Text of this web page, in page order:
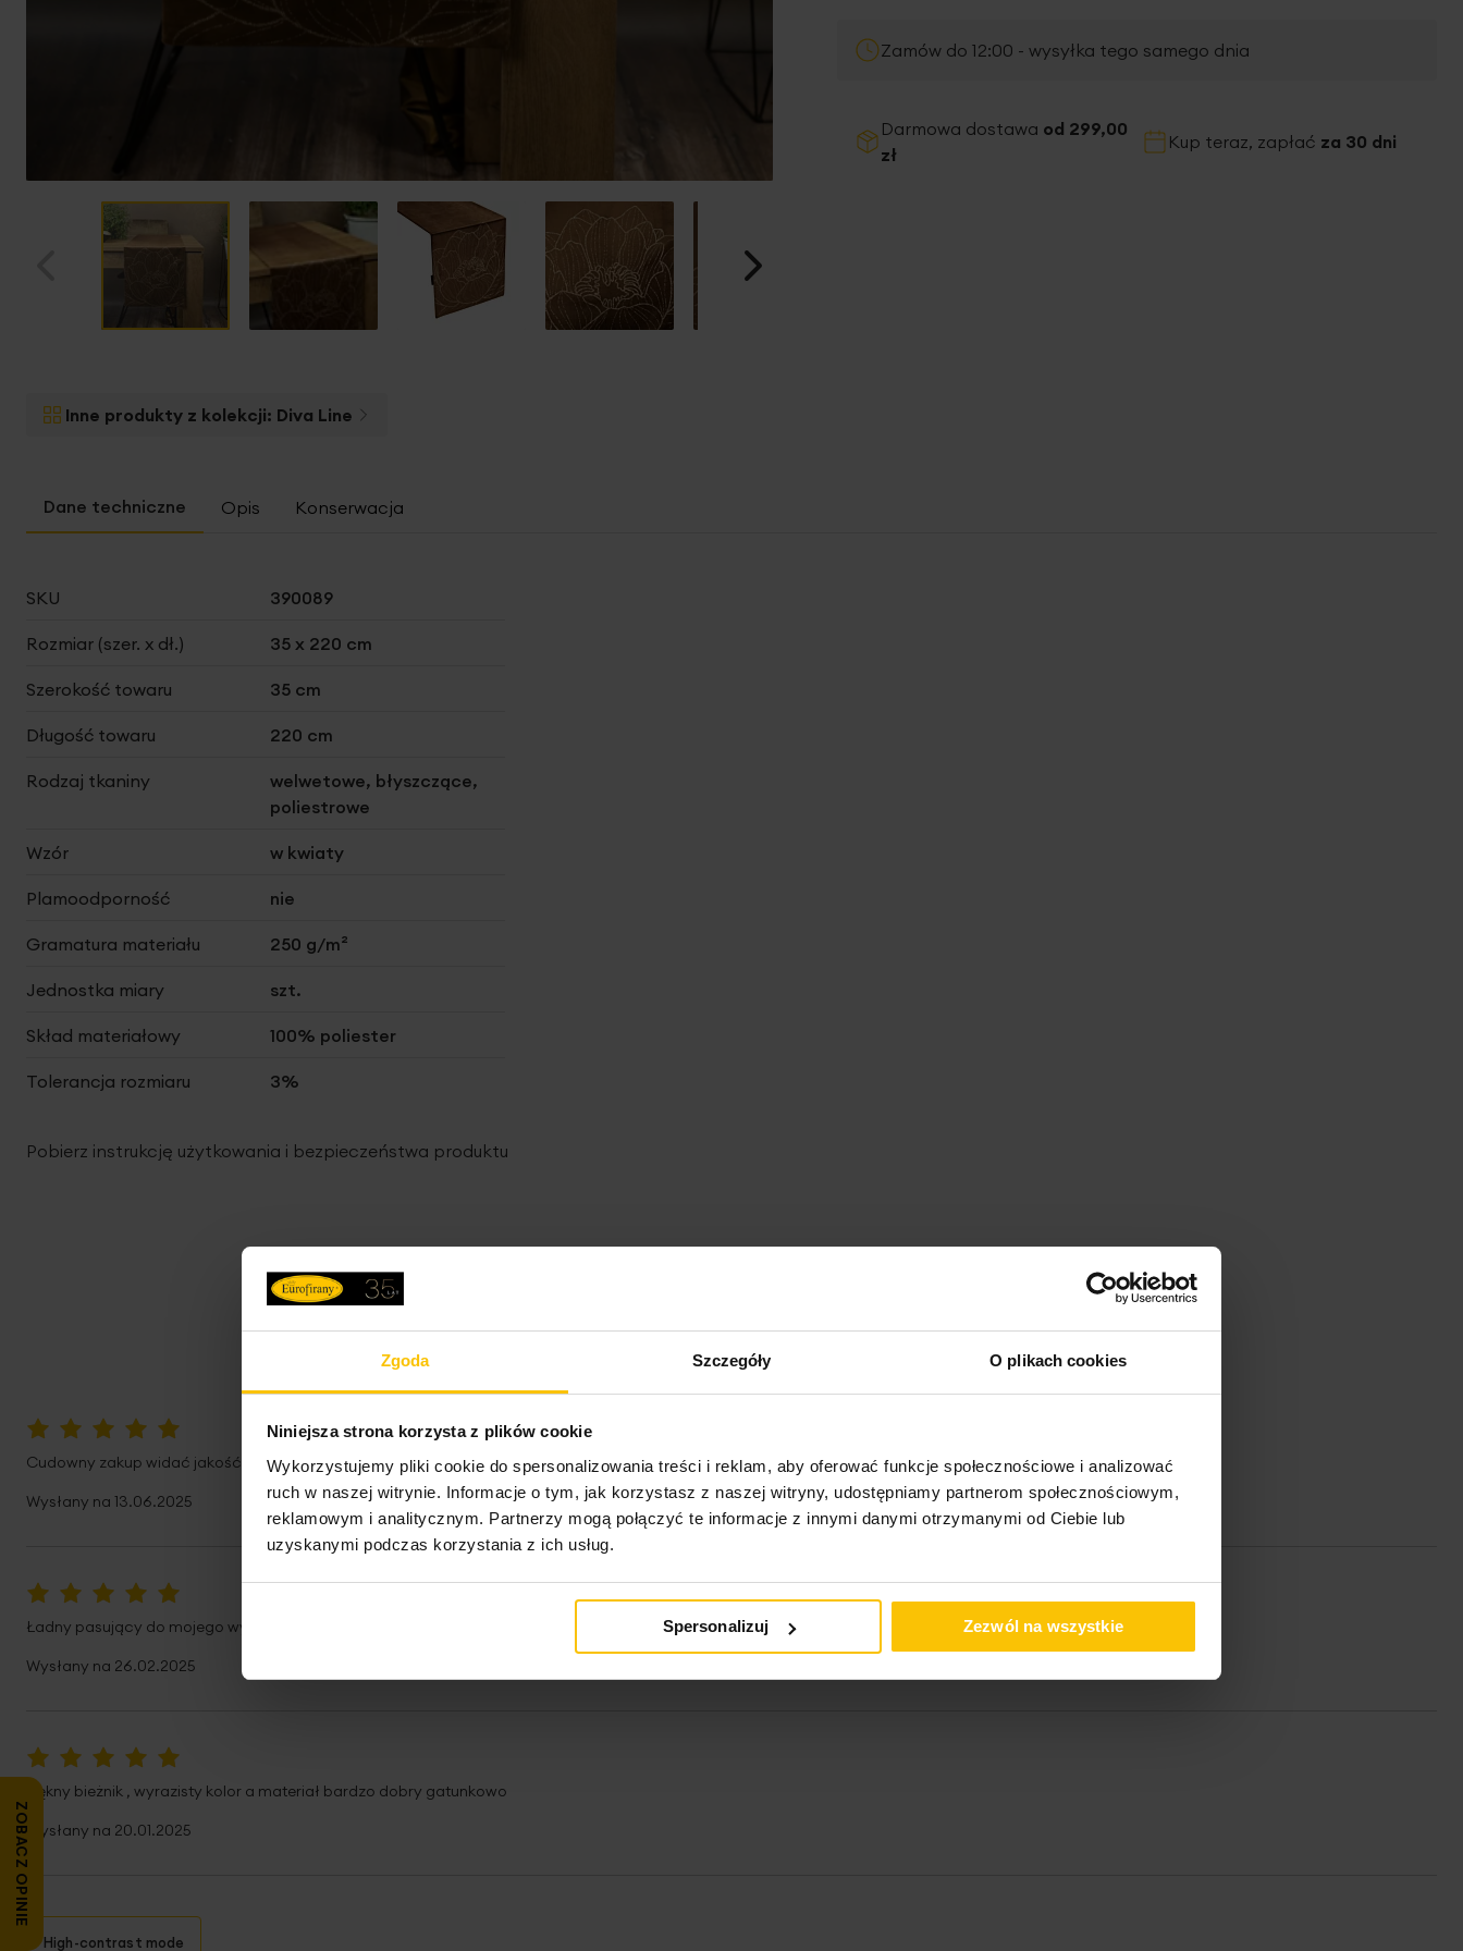
Zgoda Szczegóły O plikach cookies
Niniejsza strona korzysta z plików cookie
Wykorzystujemy pliki cookie do spersonalizowania treści i reklam, aby oferować funkcje społecznościowe i analizować
ruch w naszej witrynie. Informacje o tym, jak korzystasz z naszej witryny, udostępniamy partnerom społecznościowym,
reklamowym i analitycznym. Partnerzy mogą połączyć te informacje z innymi danymi otrzymanymi od Ciebie lub
uzyskanymi podczas korzystania z ich usług.
Spersonalizuj Zezwól na wszystkie
początek
galerii
Zamów do 12:00 - wysyłka tego samego dnia
Darmowa dostawa od 299,00
zł
Kup teraz, zapłać za 30 dni
Inne produkty z kolekcji: Diva Line
Opis Konserwacja
Więcej
SKU 390089
Rozmiar (szer. x dł.) 35 x 220 cm
Szerokość towaru 35 cm
Długość towaru 220 cm
Rodzaj tkaniny
welwetowe, błyszczące,
poliestrowe
Wzór w kwiaty
Plamoodporność nie
Gramatura materiału 250 g/m²
Jednostka miary szt.
Skład materiałowy 100% poliester
Tolerancja rozmiaru 3%
Pobierz instrukcję użytkowania i bezpieczeństwa produktu
Opinie o produkcie
Cudowny zakup widać jakość
Wysłany na 13.06.2025
Ładny pasujący do mojego wystroju
Wysłany na 26.02.2025
100%
Piękny bieżnik , wyrazisty kolor a materiał bardzo dobry gatunkowo
Wysłany na 20.01.2025
High-contrast mode
ZOBACZ OPINIE